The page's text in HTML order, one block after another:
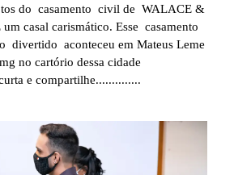
do casamento civil de WALACE &
casal carismático. Esse casamento
divertido aconteceu em Mateus Leme
no cartório dessa cidade
e compartilhe..............